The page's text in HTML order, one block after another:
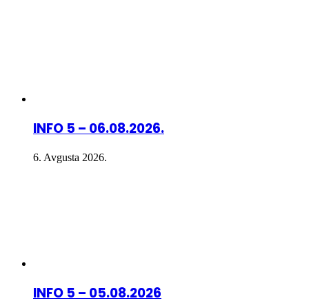
INFO 5 – 06.08.2026.
6. Avgusta 2026.
INFO 5 – 05.08.2026